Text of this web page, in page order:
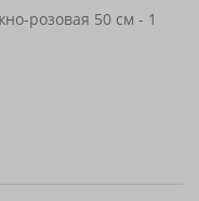
розовая 50 см - 1